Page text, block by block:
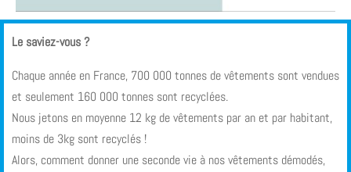
Le saviez-vous ?
Chaque année en France, 700 000 tonnes de vêtements sont vendues
et seulement 160 000 tonnes sont recyclées.
Nous jetons en moyenne 12 kg de vêtements par an et par habitant,
moins de 3kg sont recyclés !
Alors, comment donner une seconde vie à nos vêtements démodés,